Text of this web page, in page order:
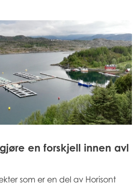
en forskjell innen avl
som er en del av Horisont